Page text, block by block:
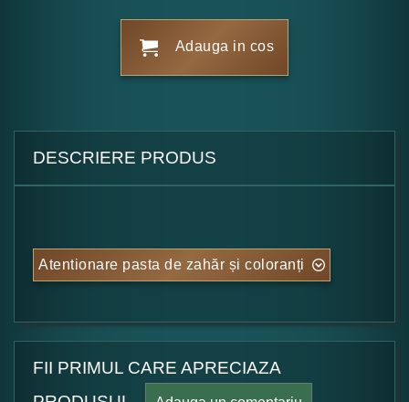
Adauga in cos
DESCRIERE PRODUS
Atentionare pasta de zahăr și coloranți
FII PRIMUL CARE APRECIAZA